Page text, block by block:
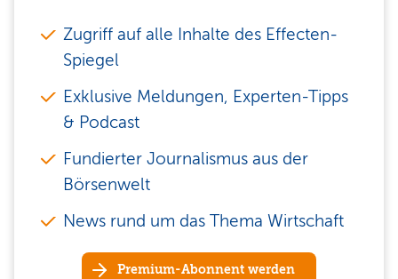
Zugriff auf alle Inhalte des Effecten-
Spiegel
Exklusive Meldungen, Experten-Tipps
& Podcast
Fundierter Journalismus aus der
Börsenwelt
News rund um das Thema Wirtschaft
Premium-Abonnent werden